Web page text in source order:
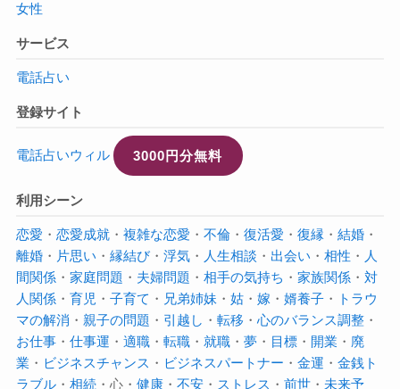
女性
サービス
電話占い
登録サイト
電話占いウィル 3000円分無料
利用シーン
恋愛 ・ 恋愛成就・ 複雑な恋愛 ・ 不倫・ 復活愛 ・ 復縁 ・ 結婚・
離婚・ 片思い ・ 縁結び・ 浮気・ 人生相談 ・ 出会い ・ 相性 ・ 人
間関係・ 家庭問題 ・ 夫婦問題 ・ 相手の気持ち ・ 家族関係・ 対
人関係・ 育児 ・ 子育て ・ 兄弟姉妹 ・ 姑・ 嫁 ・ 婿養子・
トラウ
マの解消 ・ 親子の問題 ・ 引越し ・ 転移 ・ 心のバランス調整・
お仕事・ 仕事運 ・ 適職・ 転職・ 就職・ 夢・ 目標・ 開業 ・ 廃
業 ・ ビジネスチャンス ・ ビジネスパートナー ・ 金運 ・ 金銭ト
ラブル・ 相続・心・ 健康・ 不安・ ストレス ・ 前世・ 未来予